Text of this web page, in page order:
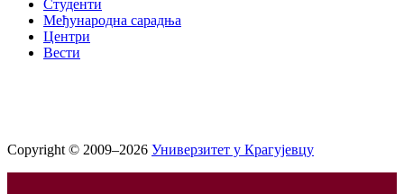
Студенти
Међународна сарадња
Центри
Вести
Copyright © 2009–2026 Универзитет у Крагујевцу